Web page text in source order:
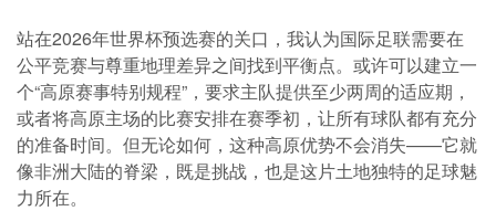
站在2026年世界杯预选赛的关口，我认为国际足联需要在
公平竞赛与尊重地理差异之间找到平衡点。或许可以建立一
个“高原赛事特别规程”，要求主队提供至少两周的适应期，
或者将高原主场的比赛安排在赛季初，让所有球队都有充分
的准备时间。但无论如何，这种高原优势不会消失——它就
像非洲大陆的脊梁，既是挑战，也是这片土地独特的足球魅
力所在。